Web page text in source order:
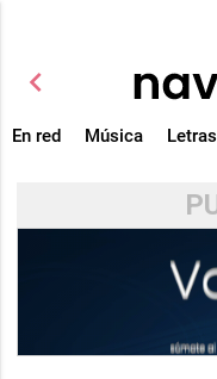
chevron_left
En red Música Letras